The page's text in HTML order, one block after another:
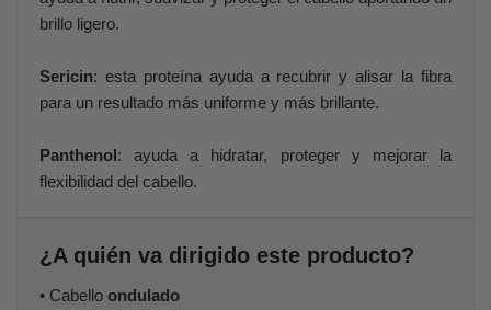
brillo ligero.
Sericin: esta proteína ayuda a recubrir y alisar la fibra
para un resultado más uniforme y más brillante.
Panthenol: ayuda a hidratar, proteger y mejorar la
flexibilidad del cabello.
¿A quién va dirigido este producto?
• Cabello ondulado